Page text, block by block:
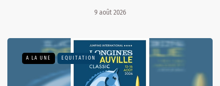
9 août 2026
A LA UNE EQUITATION